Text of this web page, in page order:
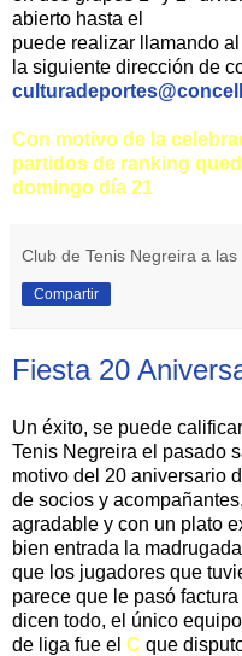
abierto hasta el
puede realizar llamando
la siguiente dirección de
Con motivo de la
partidos de ranking
domingo día 21
Club de Tenis Negreira a las
Compartir
Fiesta 20
Un éxito, se puede
Tenis Negreira el pasado
motivo del 20 aniversario
de socios y
agradable y con un plato
bien entrada la
que los jugadores que
parece que le pasó
dicen todo, el único
de liga fue el C que